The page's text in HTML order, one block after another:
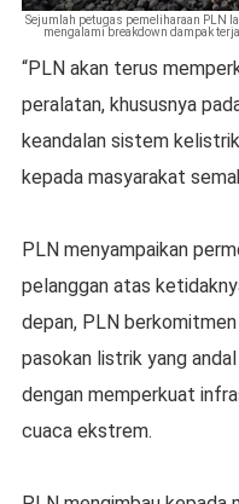
Sejumlah petugas pemeliharaan PLN
mengalami breakdown dampak
“PLN akan terus
peralatan, khususnya
keandalan sistem
kepada masyarakat
PLN menyampaikan
pelanggan atas
depan, PLN
pasokan listrik yang
dengan memperkuat
cuaca ekstrem.